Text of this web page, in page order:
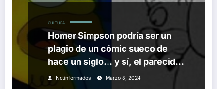
CULTURA
Homer Simpson podría ser un
plagio de un cómic sueco de
hace un siglo… y sí, el parecido
es asombroso
Notinformados Marzo 8, 2024